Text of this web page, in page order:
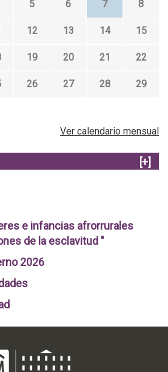
5 6 7 8
12 13 14 15
19 20 21 22
26 27 28 29
Ver calendario mensual
[+]
e infancias afrorrurales
de la esclavitud "
2026